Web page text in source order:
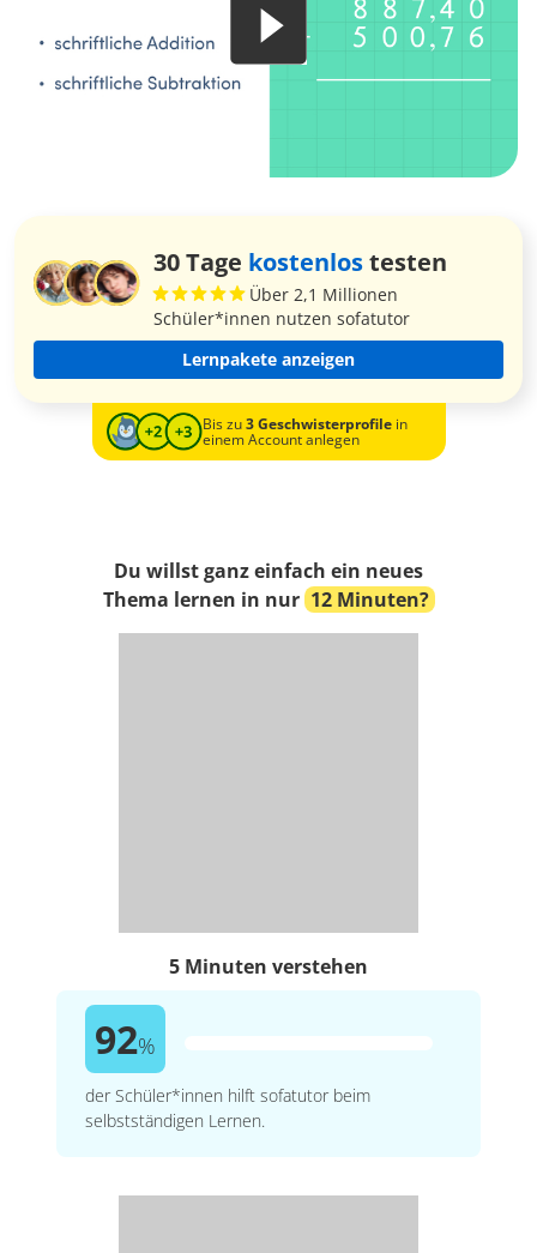
30 Tage kostenlostesten
Über 2,1 Millionen
Schüler*innen nutzen sofatutor
Lernpakete anzeigen
Bis zu3 Geschwisterprofilein
einem Account anlegen
Du willst ganz einfach ein neues
Thema lernen in nur 12 Minuten?
5 Minuten verstehen
92%
der Schüler*innen hilft sofatutor beim
selbstständigen Lernen.